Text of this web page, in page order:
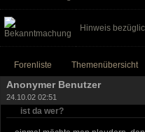
Hinweis
Forenliste Themenübersicht
Anonymer Benutzer
24.10.02 02:51
ist da wer?